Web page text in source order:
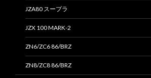
JZA80 スープラ
JZX 100 MARK-2
ZN6/ZC6 86/BRZ
ZN8/ZC8 86/BRZ